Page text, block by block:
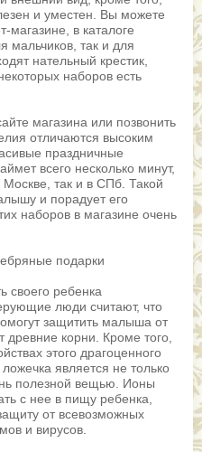
и уместен. Вы можете
магазине, в каталоге
мальчиков, так и для
нательный крестик,
наборов есть
магазина или позвонить
отличаются высоким
праздничные
всего несколько минут,
Москве, так и в СПб. Такой
и порадует его
наборов в магазине очень
подарки
своего ребенка
люди считают, что
защитить малыша от
древние корни. Кроме того,
этого драгоценного
является не только
полезной вещью. Ионы
с нее в пищу ребенка,
от всевозможных
и вирусов.